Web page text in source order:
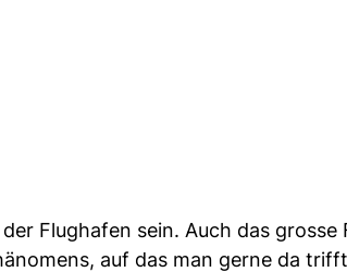
Flughafen sein. Auch das
auf das man gerne da